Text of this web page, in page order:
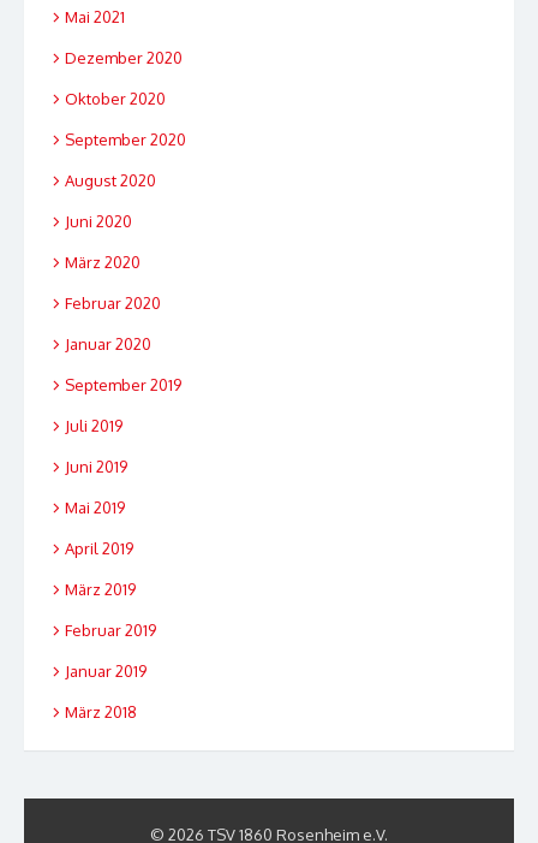
Mai 2021
Dezember 2020
Oktober 2020
September 2020
August 2020
Juni 2020
März 2020
Februar 2020
Januar 2020
September 2019
Juli 2019
Juni 2019
Mai 2019
April 2019
März 2019
Februar 2019
Januar 2019
März 2018
© 2026 TSV 1860 Rosenheim e.V.